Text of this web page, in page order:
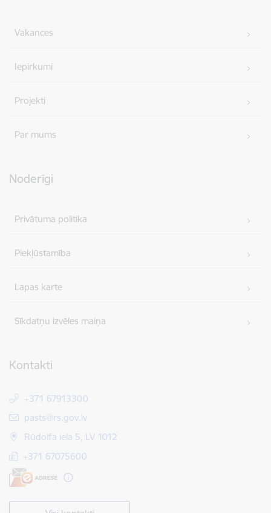
Vakances
Iepirkumi
Projekti
Par mums
Noderīgi
Privātuma politika
Piekļūstamība
Lapas karte
Sīkdatņu izvēles maiņa
Kontakti
+371 67913300
E-pasts:
pasts@rs.gov.lv
Rūdolfa iela 5, LV 1012
+371 67075600